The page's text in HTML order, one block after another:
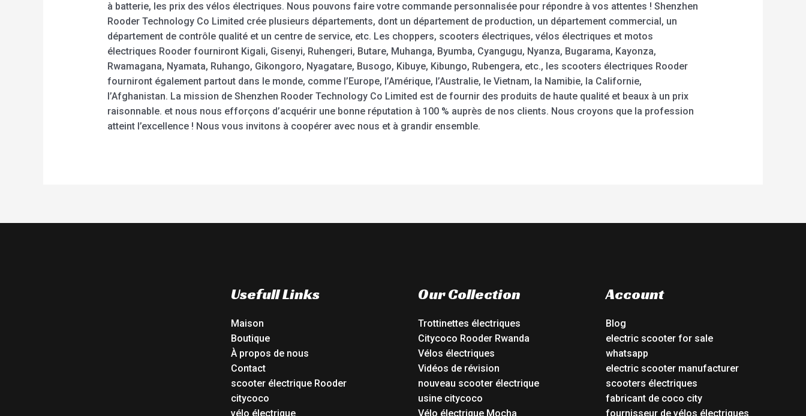
à batterie, les prix des vélos électriques. Nous pouvons faire votre commande personnalisée pour répondre à vos attentes ! Shenzhen
Rooder Technology Co Limited crée plusieurs départements, dont un département de production, un département commercial, un
département de contrôle qualité et un centre de service, etc. Les choppers, scooters électriques, vélos électriques et motos
électriques Rooder fourniront Kigali, Gisenyi, Ruhengeri, Butare, Muhanga, Byumba, Cyangugu, Nyanza, Bugarama, Kayonza,
Rwamagana, Nyamata, Ruhango, Gikongoro, Nyagatare, Busogo, Kibuye, Kibungo, Rubengera, etc., les scooters électriques Rooder
fourniront également partout dans le monde, comme l’Europe, l’Amérique, l’Australie, le Vietnam, la Namibie, la Californie,
l’Afghanistan. La mission de Shenzhen Rooder Technology Co Limited est de fournir des produits de haute qualité et beaux à un prix
raisonnable. et nous nous efforçons d’acquérir une bonne réputation à 100 % auprès de nos clients. Nous croyons que la profession
atteint l’excellence ! Nous vous invitons à coopérer avec nous et à grandir ensemble.
Usefull Links
Maison
Boutique
À propos de nous
Contact
scooter électrique Rooder
citycoco
vélo électrique
Our Collection
Trottinettes électriques
Citycoco Rooder Rwanda
Vélos électriques
Vidéos de révision
nouveau scooter électrique
usine citycoco
Vélo électrique Mocha
Account
Blog
electric scooter for sale
whatsapp
electric scooter manufacturer
scooters électriques
fabricant de coco city
fournisseur de vélos électriques